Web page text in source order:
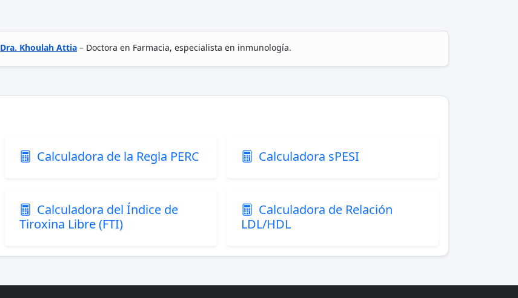
Dra. Khoulah Attia – Doctora en Farmacia, especialista en inmunología.
Calculadora de la Regla PERC Calculadora sPESI
Calculadora del Índice de
Tiroxina Libre (FTI)
Calculadora de Relación
LDL/HDL